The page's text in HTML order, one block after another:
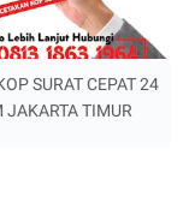
SURAT CEPAT 24
JAKARTA TIMUR